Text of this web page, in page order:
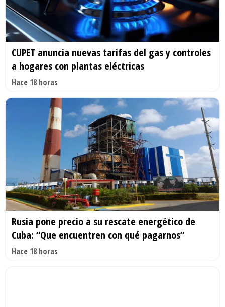
CUPET anuncia nuevas tarifas del gas y controles
a hogares con plantas eléctricas
Hace 18 horas
Rusia pone precio a su rescate energético de
Cuba: “Que encuentren con qué pagarnos”
Hace 18 horas